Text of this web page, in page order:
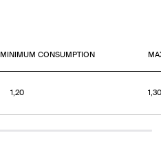
MINIMUM CONSUMPTION
1,20 1,30